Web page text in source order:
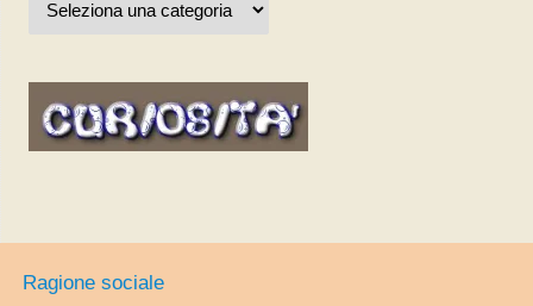
Ragione sociale